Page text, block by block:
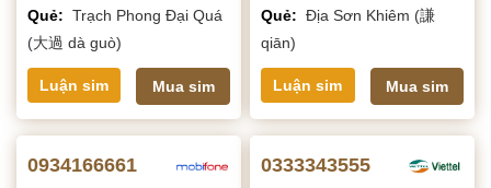
Quẻ: Trạch Phong Đại Quá
(大過 dà guò)
Luận sim Mua sim
Quẻ: Địa Sơn Khiêm (謙
qiān)
Luận sim Mua sim
0934166661 0333343555